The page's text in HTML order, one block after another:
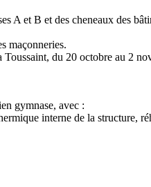
A et B et des cheneaux des
maçonneries.
Toussaint, du 20 octobre au 2
gymnase, avec :
interne de la structure,